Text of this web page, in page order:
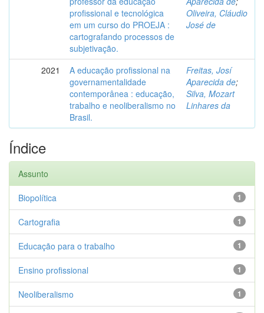
profissional e tecnológica
em um curso do PROEJA :
cartografando processos de
subjetivação.
Oliveira, Cláudio
José de
2021
A educação profissional na
governamentalidade
contemporânea : educação,
trabalho e neoliberalismo no
Brasil.
Freitas, Josí
Aparecida de;
Silva, Mozart
Linhares da
Índice
Assunto
1
Biopolítica
1
Cartografia
1
Educação para o trabalho
1
Ensino profissional
1
Neoliberalismo